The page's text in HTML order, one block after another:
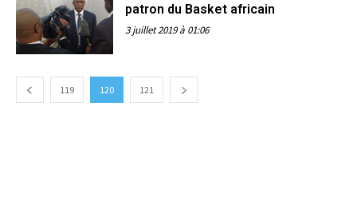
patron du Basket africain
3 juillet 2019 à 01:06
119 120 121